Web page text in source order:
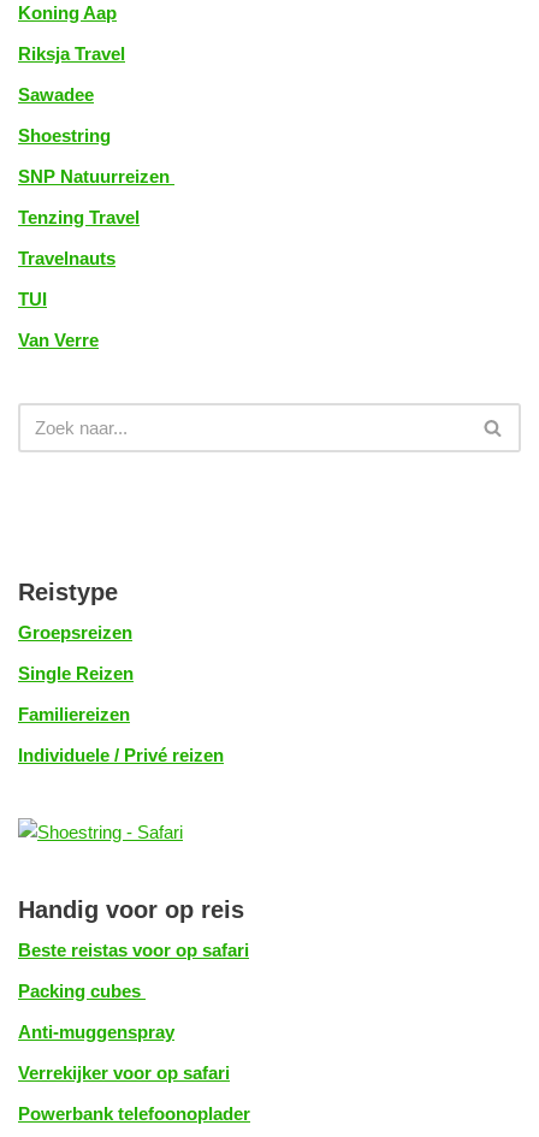
Koning Aap
Riksja Travel
Sawadee
Shoestring
SNP Natuurreizen
Tenzing Travel
Travelnauts
TUI
Van Verre
Reistype
Groepsreizen
Single Reizen
Familiereizen
Individuele / Privé reizen
Handig voor op reis
Beste reistas voor op safari
Packing cubes
Anti-muggenspray
Verrekijker voor op safari
Powerbank telefoonoplader